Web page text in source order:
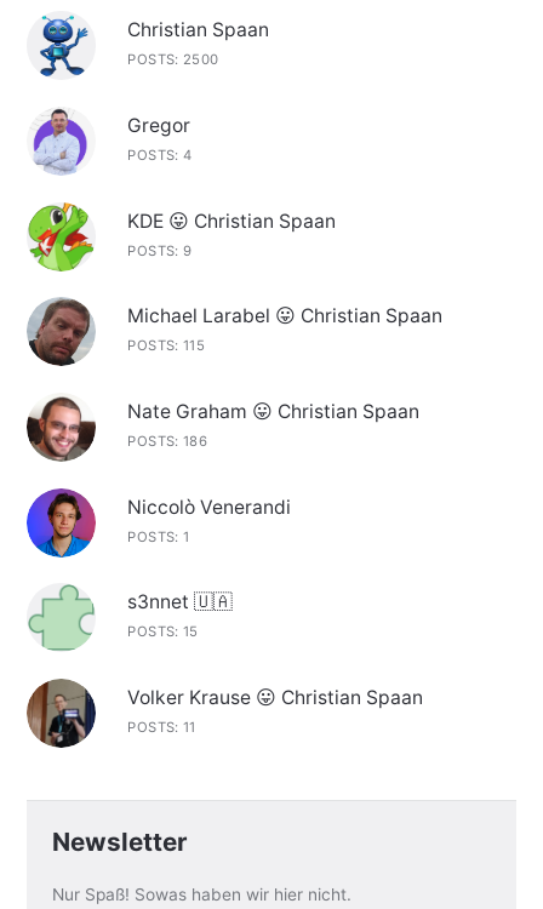
Christian Spaan
POSTS: 2500
Gregor
POSTS: 4
KDE 😛 Christian Spaan
POSTS: 9
Michael Larabel 😛 Christian Spaan
POSTS: 115
Nate Graham 😛 Christian Spaan
POSTS: 186
Niccolò Venerandi
POSTS: 1
s3nnet 🇺🇦
POSTS: 15
Volker Krause 😛 Christian Spaan
POSTS: 11
Newsletter
Nur Spaß! Sowas haben wir hier nicht.